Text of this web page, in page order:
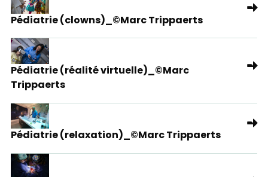
Pédiatrie (clowns)_©Marc Trippaerts
Pédiatrie (réalité virtuelle)_©Marc
Trippaerts
Pédiatrie (relaxation)_©Marc Trippaerts